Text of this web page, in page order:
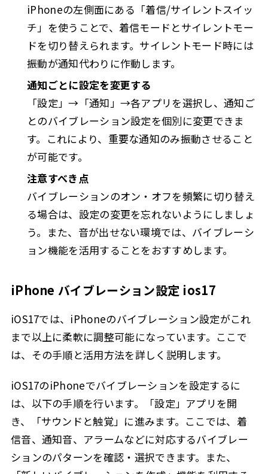
iPhoneの左側面にある「着信/サイレントスイッ
チ」を使うことで、着信モードとサイレントモー
ドを切り替えられます。サイレントモード時には
振動が通知代わりに作動します。
通知ごとに設定を変更する
「設定」→「通知」→各アプリを選択し、通知ご
とのバイブレーション設定を個別に変更できま
す。これにより、重要な通知のみ振動させること
が可能です。
注意すべき点
バイブレーションのオン・オフを頻繁に切り替え
る場合は、設定の変更を忘れないようにしましょ
う。また、音が出せない環境では、バイブレーシ
ョン機能を活用することをおすすめします。
iPhone バイブレーション設定 ios17
iOS17では、iPhoneのバイブレーション設定がこれ
まで以上に柔軟に調整可能になっています。ここで
は、その手順と活用方法を詳しく説明します。
iOS17のiPhoneでバイブレーションを設定するに
は、以下の手順を行います。「設定」アプリを開
き、「サウンドと触覚」に進みます。ここでは、着
信音、通知音、アラームなどに対応するバイブレー
ションのパターンを確認・選択できます。また、